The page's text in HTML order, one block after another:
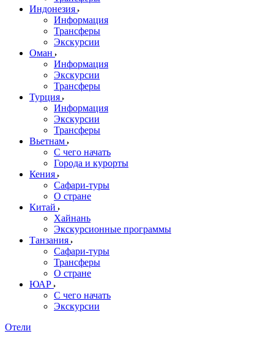
Индонезия
Информация
Трансферы
Экскурсии
Оман
Информация
Экскурсии
Трансферы
Турция
Информация
Экскурсии
Трансферы
Вьетнам
С чего начать
Города и курорты
Кения
Сафари-туры
О стране
Китай
Хайнань
Экскурсионные программы
Танзания
Сафари-туры
Трансферы
О стране
ЮАР
С чего начать
Экскурсии
Отели